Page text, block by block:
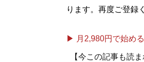
ります。再度ご登録
▶ 月2,980円で始め
【今この記事も読ま